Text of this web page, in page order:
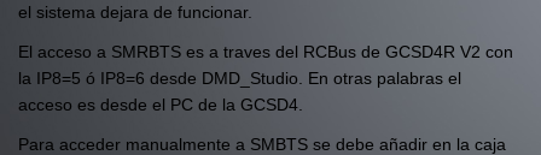
el sistema dejara de funcionar.
El acceso a SMRBTS es a traves del RCBus de GCSD4R V2 con
la IP8=5 ó IP8=6 desde DMD_Studio. En otras palabras el
acceso es desde el PC de la GCSD4.
Para acceder manualmente a SMBTS se debe añadir en la caja